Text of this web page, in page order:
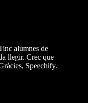
alumnes de
llegir. Crec que
Speechify.